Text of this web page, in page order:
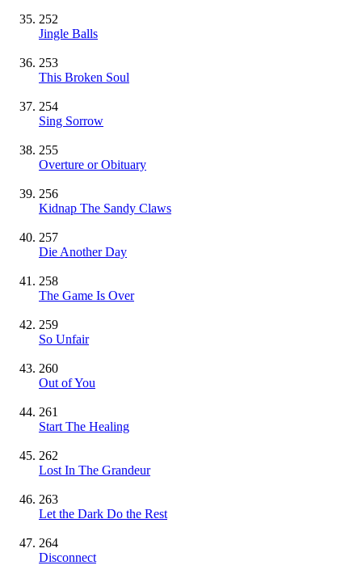
252
Jingle Balls
253
This Broken Soul
254
Sing Sorrow
255
Overture or Obituary
256
Kidnap The Sandy Claws
257
Die Another Day
258
The Game Is Over
259
So Unfair
260
Out of You
261
Start The Healing
262
Lost In The Grandeur
263
Let the Dark Do the Rest
264
Disconnect